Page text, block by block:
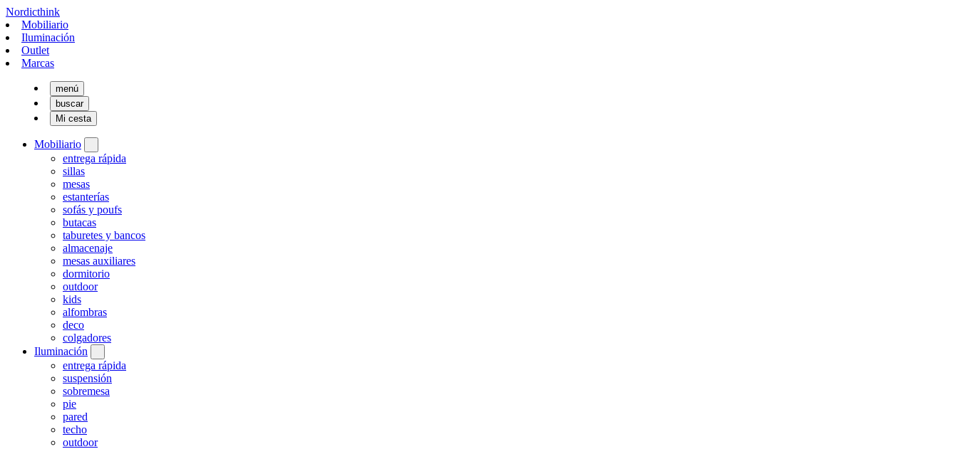
Nordicthink
Mobiliario
Iluminación
Outlet
Marcas
menú
buscar
Mi cesta
Mobiliario
entrega rápida
sillas
mesas
estanterías
sofás y poufs
butacas
taburetes y bancos
almacenaje
mesas auxiliares
dormitorio
outdoor
kids
alfombras
deco
colgadores
Iluminación
entrega rápida
suspensión
sobremesa
pie
pared
techo
outdoor